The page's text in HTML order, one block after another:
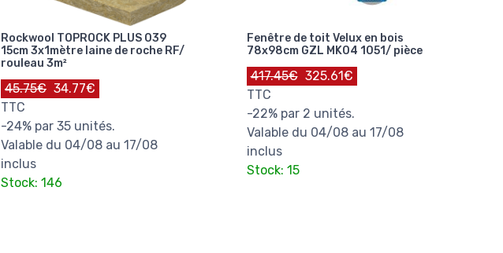
Rockwool TOPROCK PLUS 039
15cm 3x1mètre laine de roche RF/
rouleau 3m²
45.75€ 34.77€
TTC
-24% par 35 unités.
Valable du 04/08 au 17/08
inclus
Stock: 146
Fenêtre de toit Velux en bois
78x98cm GZL MK04 1051/ pièce
417.45€ 325.61€
TTC
-22% par 2 unités.
Valable du 04/08 au 17/08
inclus
Stock: 15